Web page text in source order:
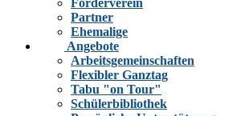
Partner
Ehemalige
Angebote
Arbeitsgemeinschaften
Flexibler Ganztag
Tabu "on Tour"
Schülerbibliothek